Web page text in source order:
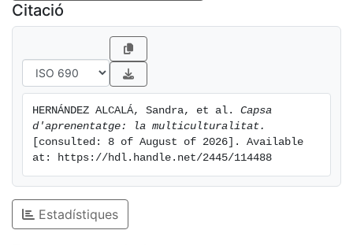
Citació
HERNÁNDEZ ALCALÁ, Sandra, et al. Capsa
d'aprenentatge: la multiculturalitat.
[consulted: 8 of August of 2026]. Available
at: https://hdl.handle.net/2445/114488
Estadístiques